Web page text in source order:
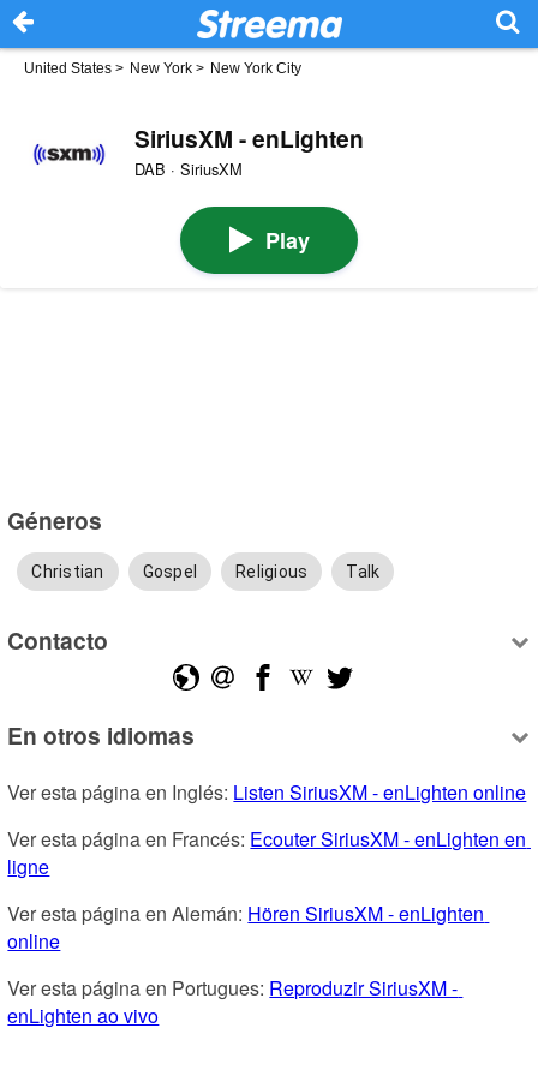
United States > New York > New York City
SiriusXM - enLighten
DAB · SiriusXM
Play
Géneros
Christian Gospel Religious Talk
Contacto
En otros idiomas
Ver esta página en Inglés: Listen SiriusXM - enLighten online
Ver esta página en Francés: Ecouter SiriusXM - enLighten en
ligne
Ver esta página en Alemán: Hören SiriusXM - enLighten
online
Ver esta página en Portugues: Reproduzir SiriusXM -
enLighten ao vivo